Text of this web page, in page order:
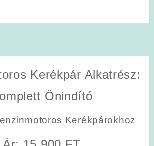
Kerékpár Alkatrész:
Önindító
Kerékpárokhoz